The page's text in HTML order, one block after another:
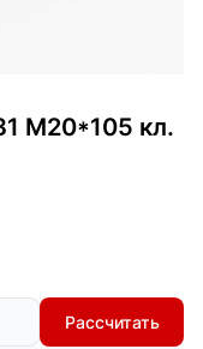
М20*105 кл.
Рассчитать